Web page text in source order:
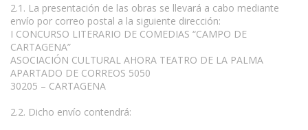
2.1. La presentación de las obras se llevará a cabo mediante
envío por correo postal a la siguiente dirección:
I CONCURSO LITERARIO DE COMEDIAS “CAMPO DE
CARTAGENA”
ASOCIACIÓN CULTURAL AHORA TEATRO DE LA PALMA
APARTADO DE CORREOS 5050
30205 – CARTAGENA
2.2. Dicho envío contendrá: